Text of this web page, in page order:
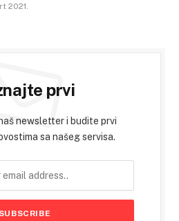
2021.
prvi
newsletter i budite prvi
sa našeg servisa.